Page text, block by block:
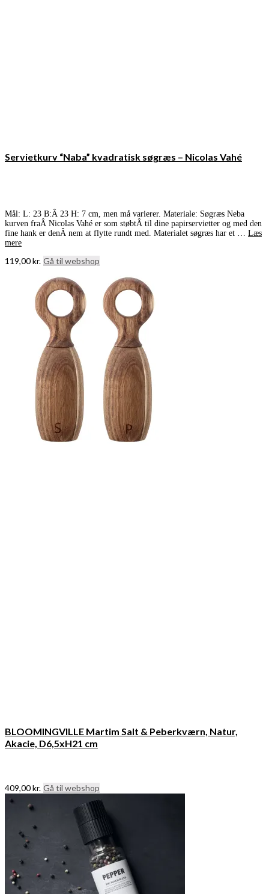
Servietkurv “Naba” kvadratisk søgræs – Nicolas Vahé
Mål: L: 23 B:Â 23 H: 7 cm, men må varierer. Materiale: Søgræs Neba
kurven fraÂ Nicolas Vahé er som støbtÂ til dine papirservietter og med den
fine hank er denÂ nem at flytte rundt med. Materialet søgræs har et … Læs
mere
119,00kr. Gå til webshop
BLOOMINGVILLE Martim Salt & Peberkværn, Natur,
Akacie, D6,5xH21 cm
409,00kr. Gå til webshop